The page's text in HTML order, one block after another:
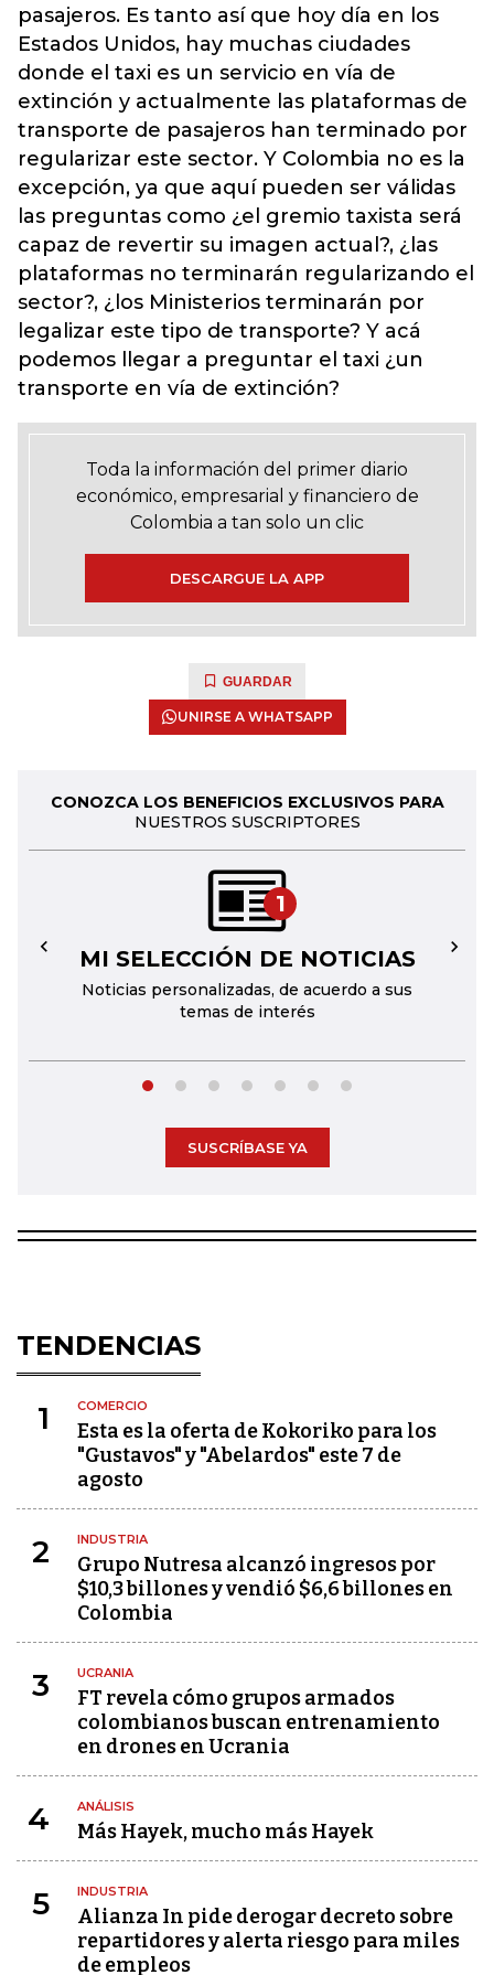
pasajeros. Es tanto así que hoy día en los
Estados Unidos, hay muchas ciudades
donde el taxi es un servicio en vía de
extinción y actualmente las plataformas de
transporte de pasajeros han terminado por
regularizar este sector. Y Colombia no es la
excepción, ya que aquí pueden ser válidas
las preguntas como ¿el gremio taxista será
capaz de revertir su imagen actual?, ¿las
plataformas no terminarán regularizando el
sector?, ¿los Ministerios terminarán por
legalizar este tipo de transporte? Y acá
podemos llegar a preguntar el taxi ¿un
transporte en vía de extinción?
Toda la información del primer diario
económico, empresarial y financiero de
Colombia a tan solo un clic
DESCARGUE LA APP
GUARDAR
UNIRSE A WHATSAPP
CONOZCA LOS BENEFICIOS EXCLUSIVOS PARA
NUESTROS SUSCRIPTORES
1
MI SELECCIÓN DE NOTICIAS
Noticias personalizadas, de acuerdo a sus
temas de interés
← →
SUSCRÍBASE YA
TENDENCIAS
1 COMERCIO
Esta es la oferta de Kokoriko para los
"Gustavos" y "Abelardos" este 7 de
agosto
2 INDUSTRIA
Grupo Nutresa alcanzó ingresos por
$10,3 billones y vendió $6,6 billones en
Colombia
3 UCRANIA
FT revela cómo grupos armados
colombianos buscan entrenamiento
en drones en Ucrania
4 ANÁLISIS
Más Hayek, mucho más Hayek
5 INDUSTRIA
Alianza In pide derogar decreto sobre
repartidores y alerta riesgo para miles
de empleos